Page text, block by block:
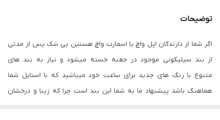
توضیحات
اگر شما از دارندگان اپل واچ یا اسمارت واچ هستین بی شک پس از مدتی
از بند سیلیکونی موجود در جعبه خسته میشود و نیاز به بند های
متنوع با رنگ های جدید برای ساعت خود میباشید که با استایل شما
هماهنگ باشد پیشنهاد ما به شما این بند است چرا که زیبا و درخشان